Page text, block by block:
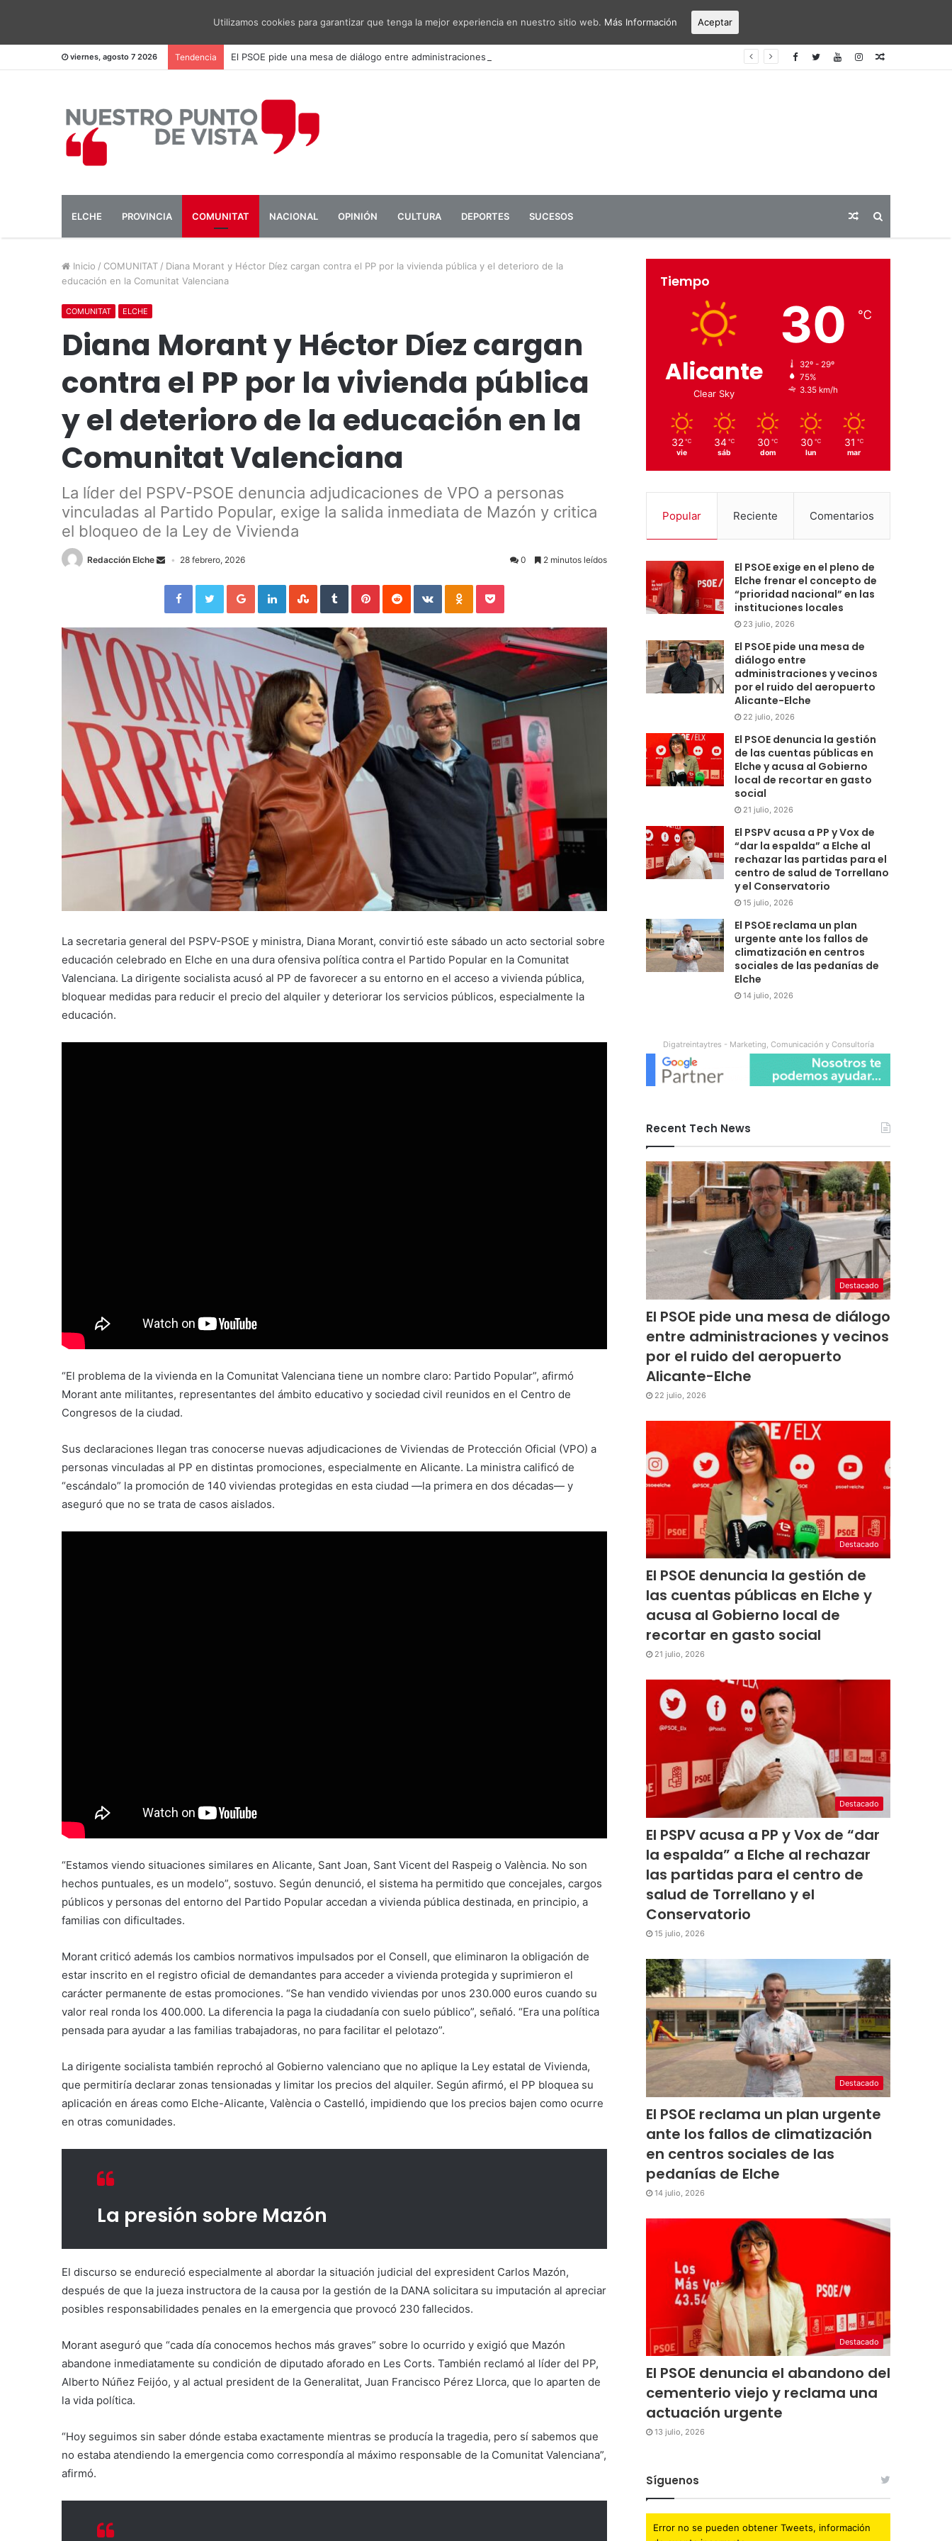
viernes, agosto 7 2026 Tendencia El PSOE pide una mesa de diálogo entre administraciones y vecinos por el ruido del aeropuerto Alicante-Elche Articulo
ELCHE PROVINCIA COMUNITAT NACIONAL OPINIÓN CULTURA DEPORTES SUCESOS Articulo
aleatorio
Inicio / COMUNITAT / Diana Morant y Héctor Díez cargan contra el PP por la vivienda pública y el deterioro de la
educación en la Comunitat Valenciana
COMUNITAT ELCHE
Diana Morant y Héctor Díez cargan
contra el PP por la vivienda pública
y el deterioro de la educación en la
Comunitat Valenciana
La líder del PSPV-PSOE denuncia adjudicaciones de VPO a personas
vinculadas al Partido Popular, exige la salida inmediata de Mazón y critica
el bloqueo de la Ley de Vivienda
Redacción Elche 28 febrero, 2026 0 2 minutos leídos
Facebook Twitter Google+ LinkedIn StumbleUpon Tumblr Pinterest Reddit VKontakte
La secretaria general del PSPV-PSOE y ministra, Diana Morant, convirtió este sábado un acto sectorial sobre
educación celebrado en Elche en una dura ofensiva política contra el Partido Popular en la Comunitat
Valenciana. La dirigente socialista acusó al PP de favorecer a su entorno en el acceso a vivienda pública,
bloquear medidas para reducir el precio del alquiler y deteriorar los servicios públicos, especialmente la
educación.
“El problema de la vivienda en la Comunitat Valenciana tiene un nombre claro: Partido Popular”, afirmó
Morant ante militantes, representantes del ámbito educativo y sociedad civil reunidos en el Centro de
Congresos de la ciudad.
Sus declaraciones llegan tras conocerse nuevas adjudicaciones de Viviendas de Protección Oficial (VPO) a
personas vinculadas al PP en distintas promociones, especialmente en Alicante. La ministra calificó de
“escándalo” la promoción de 140 viviendas protegidas en esta ciudad —la primera en dos décadas— y
aseguró que no se trata de casos aislados.
“Estamos viendo situaciones similares en Alicante, Sant Joan, Sant Vicent del Raspeig o València. No son
hechos puntuales, es un modelo”, sostuvo. Según denunció, el sistema ha permitido que concejales, cargos
públicos y personas del entorno del Partido Popular accedan a vivienda pública destinada, en principio, a
familias con dificultades.
Morant criticó además los cambios normativos impulsados por el Consell, que eliminaron la obligación de
estar inscrito en el registro oficial de demandantes para acceder a vivienda protegida y suprimieron el
carácter permanente de estas promociones. “Se han vendido viviendas por unos 230.000 euros cuando su
valor real ronda los 400.000. La diferencia la paga la ciudadanía con suelo público”, señaló. “Era una política
pensada para ayudar a las familias trabajadoras, no para facilitar el pelotazo”.
La dirigente socialista también reprochó al Gobierno valenciano que no aplique la Ley estatal de Vivienda,
que permitiría declarar zonas tensionadas y limitar los precios del alquiler. Según afirmó, el PP bloquea su
aplicación en áreas como Elche-Alicante, València o Castelló, impidiendo que los precios bajen como ocurre
en otras comunidades.
La presión sobre Mazón
El discurso se endureció especialmente al abordar la situación judicial del expresident Carlos Mazón,
después de que la jueza instructora de la causa por la gestión de la DANA solicitara su imputación al apreciar
posibles responsabilidades penales en la emergencia que provocó 230 fallecidos.
Morant aseguró que “cada día conocemos hechos más graves” sobre lo ocurrido y exigió que Mazón
abandone inmediatamente su condición de diputado aforado en Les Corts. También reclamó al líder del PP,
Alberto Núñez Feijóo, y al actual president de la Generalitat, Juan Francisco Pérez Llorca, que lo aparten de
la vida política.
“Hoy seguimos sin saber dónde estaba exactamente mientras se producía la tragedia, pero sí sabemos que
no estaba atendiendo la emergencia como correspondía al máximo responsable de la Comunitat Valenciana”,
afirmó.
Tiempo
Alicante
Clear Sky
30 ℃
32º - 29º
75%
3.35 km/h
32 ℃
vie
34 ℃
sáb
30 ℃
dom
30 ℃
lun
31 ℃
mar
Popular Reciente Comentarios
El PSOE exige en el pleno de
Elche frenar el concepto de
“prioridad nacional” en las
instituciones locales
23 julio, 2026
El PSOE pide una mesa de
diálogo entre
administraciones y vecinos
por el ruido del aeropuerto
Alicante-Elche
22 julio, 2026
El PSOE denuncia la gestión
de las cuentas públicas en
Elche y acusa al Gobierno
local de recortar en gasto
social
21 julio, 2026
El PSPV acusa a PP y Vox de
“dar la espalda” a Elche al
rechazar las partidas para el
centro de salud de Torrellano
y el Conservatorio
15 julio, 2026
El PSOE reclama un plan
urgente ante los fallos de
climatización en centros
sociales de las pedanías de
Elche
14 julio, 2026
Digatreintaytres - Marketing, Comunicación y Consultoría
Recent Tech News
Destacado
El PSOE pide una mesa de diálogo
entre administraciones y vecinos
por el ruido del aeropuerto
Alicante-Elche
22 julio, 2026
Destacado
El PSOE denuncia la gestión de
las cuentas públicas en Elche y
acusa al Gobierno local de
recortar en gasto social
21 julio, 2026
Destacado
El PSPV acusa a PP y Vox de “dar
la espalda” a Elche al rechazar
las partidas para el centro de
salud de Torrellano y el
Conservatorio
15 julio, 2026
Destacado
El PSOE reclama un plan urgente
ante los fallos de climatización
en centros sociales de las
pedanías de Elche
14 julio, 2026
Destacado
El PSOE denuncia el abandono del
cementerio viejo y reclama una
actuación urgente
13 julio, 2026
Síguenos
Error no se pueden obtener Tweets, información
Utilizamos cookies para garantizar que tenga la mejor experiencia en nuestro sitio web. Más Información Aceptar